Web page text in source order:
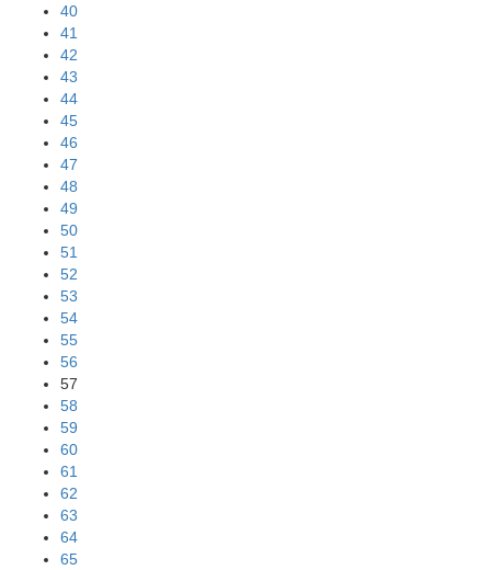
40
41
42
43
44
45
46
47
48
49
50
51
52
53
54
55
56
57
58
59
60
61
62
63
64
65